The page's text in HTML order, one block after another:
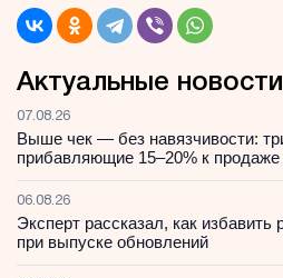
Актуальные новости
07.08.26
Выше чек — без навязчивости:
прибавляющие 15–20% к продаже
06.08.26
Эксперт рассказал, как избавить
при выпуске обновлений